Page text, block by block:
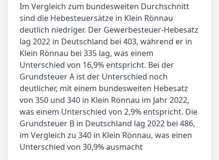
Im Vergleich zum bundesweiten Durchschnitt
sind die Hebesteuersätze in Klein Rönnau
deutlich niedriger. Der Gewerbesteuer-Hebesatz
lag 2022 in Deutschland bei 403, während er in
Klein Rönnau bei 335 lag, was einem
Unterschied von 16,9% entspricht. Bei der
Grundsteuer A ist der Unterschied noch
deutlicher, mit einem bundesweiten Hebesatz
von 350 und 340 in Klein Rönnau im Jahr 2022,
was einem Unterschied von 2,9% entspricht. Die
Grundsteuer B in Deutschland lag 2022 bei 486,
im Vergleich zu 340 in Klein Rönnau, was einen
Unterschied von 30,9% ausmacht